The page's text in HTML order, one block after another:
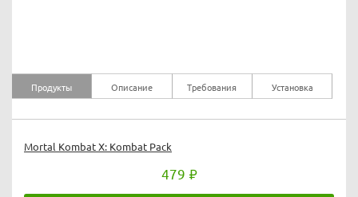
Продукты Описание Требования Установка
Mortal Kombat X: Kombat Pack
479